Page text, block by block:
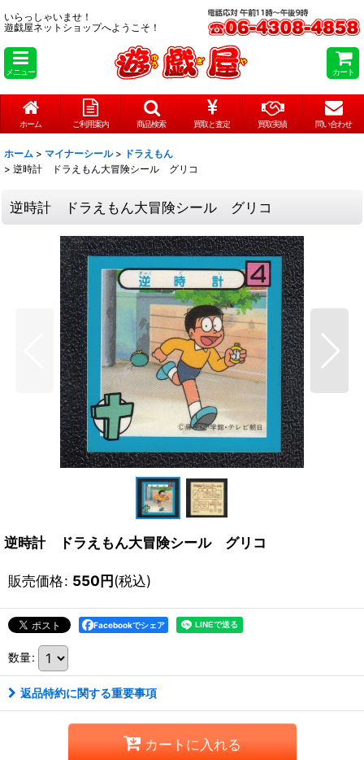
いらっしゃいませ！
遊戯屋ネットショップへようこそ！
メニュー カート
ホーム ご利用案内 商品検索 買取と査定 買取実績 問い合わせ
ホーム > マイナーシール > ドラえもん
> 逆時計 ドラえもん大冒険シール グリコ
逆時計 ドラえもん大冒険シール グリコ
逆時計 ドラえもん大冒険シール グリコ
販売価格: 550円(税込)
Facebookでシェア
数量:
返品特約に関する重要事項
カートに入れる